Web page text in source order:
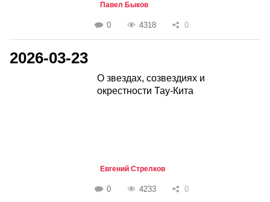
Павел Быков
0 4318 0
2026-03-23
О звездах, созвездиях и
окрестности Тау-Кита
Евгений Стрелков
0 4233 0